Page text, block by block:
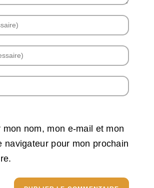
mon nom, mon e-mail et mon
navigateur pour mon prochain